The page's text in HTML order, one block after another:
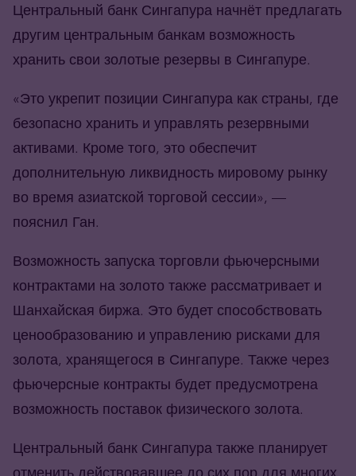
Центральный банк Сингапура начнёт предлагать
другим центральным банкам возможность
хранить свои золотые резервы в Сингапуре.
«Это укрепит позиции Сингапура как страны, где
безопасно хранить и управлять резервными
активами. Кроме того, это обеспечит
дополнительную ликвидность мировому рынку
во время азиатской торговой сессии», —
пояснил Ган.
Возможность запуска торговли фьючерсными
контрактами на золото также рассматривает и
Шанхайская биржа. Это будет способствовать
ценообразованию и управлению рисками для
золота, хранящегося в Сингапуре. Также через
фьючерсные контракты будет предусмотрена
возможность поставок физического золота.
Центральный банк Сингапура также планирует